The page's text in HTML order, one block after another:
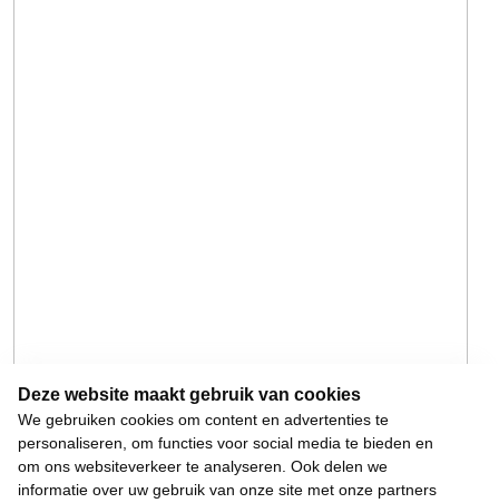
Deze website maakt gebruik van cookies
We gebruiken cookies om content en advertenties te
personaliseren, om functies voor social media te bieden en
om ons websiteverkeer te analyseren. Ook delen we
informatie over uw gebruik van onze site met onze partners